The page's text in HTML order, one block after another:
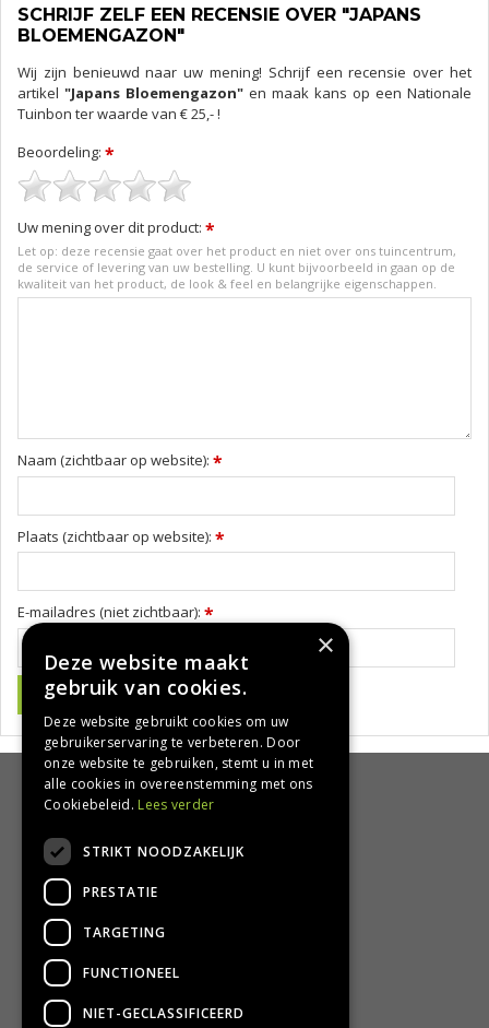
SCHRIJF ZELF EEN RECENSIE OVER "JAPANS
BLOEMENGAZON"
Wij zijn benieuwd naar uw mening! Schrijf een recensie over het
artikel "Japans Bloemengazon" en maak kans op een Nationale
Tuinbon ter waarde van € 25,- !
Beoordeling: *
Uw mening over dit product: *
Let op: deze recensie gaat over het product en niet over ons tuincentrum,
de service of levering van uw bestelling. U kunt bijvoorbeeld in gaan op de
kwaliteit van het product, de look & feel en belangrijke eigenschappen.
Naam (zichtbaar op website): *
Plaats (zichtbaar op website): *
E-mailadres (niet zichtbaar): *
HANDIG
Bezorgen en afhalen
Algemene voorwaarden
Privacy Policy
Privacy statement
CONTACT
×
Deze website maakt
gebruik van cookies.
Deze website gebruikt cookies om uw
gebruikerservaring te verbeteren. Door
onze website te gebruiken, stemt u in met
alle cookies in overeenstemming met ons
Cookiebeleid. Lees verder
STRIKT NOODZAKELIJK
PRESTATIE
TARGETING
FUNCTIONEEL
NIET-GECLASSIFICEERD